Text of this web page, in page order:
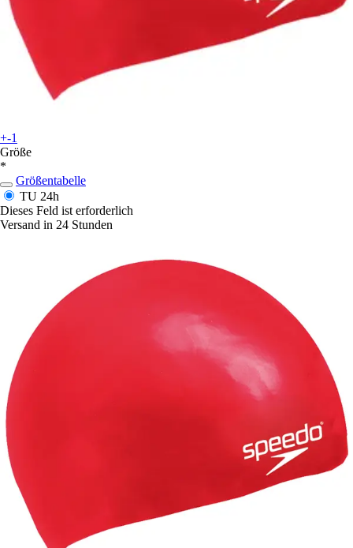
+-1
Größe
*
Größentabelle
TU 24h
Dieses Feld ist erforderlich
Versand in 24 Stunden